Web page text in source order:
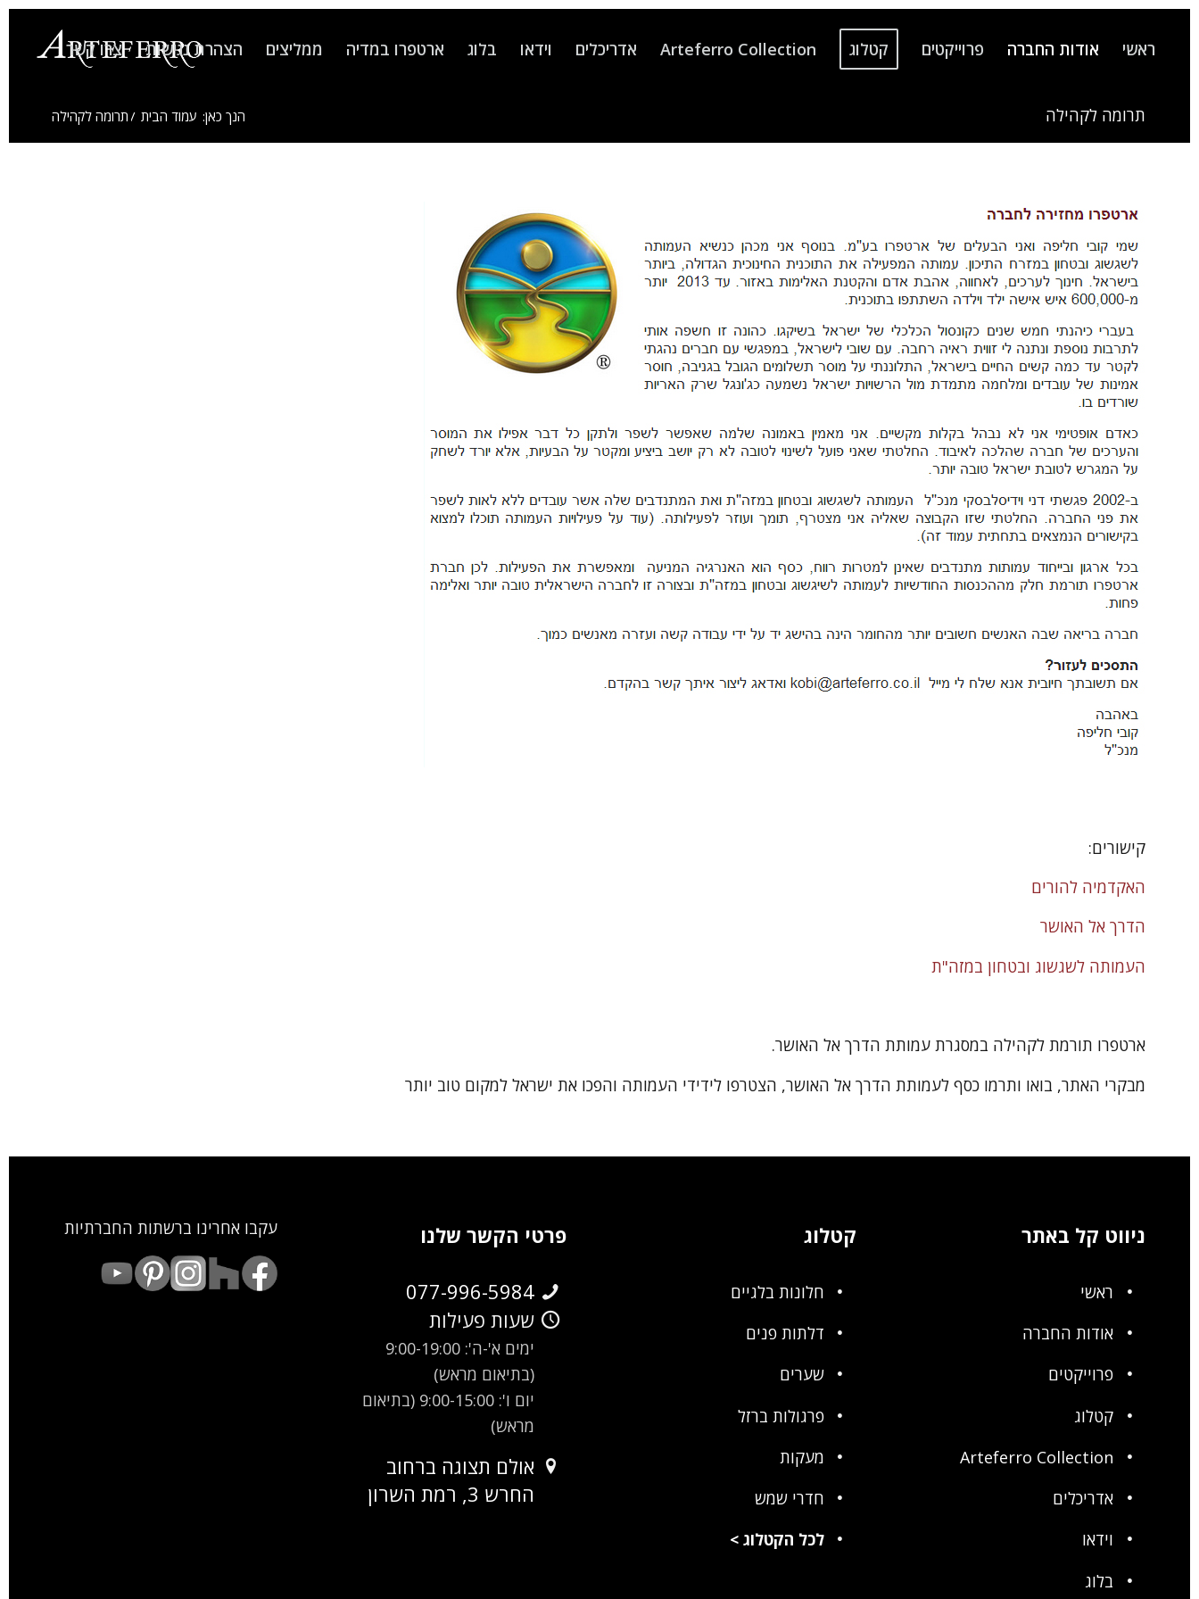
ראשי אודות החברה פרוייקטים קטלוג Arteferro Collection אדריכלים וידאו בלוג ארטפרו במדיה ממליצים הצהרת נגישות צרו קשר
תרומה לקהילה הנך כאן: עמוד הבית / תרומה לקהילה
קישורים:
האקדמיה להורים
הדרך אל האושר
העמותה לשגשוג ובטחון במזה"ת
ארטפרו תורמת לקהילה במסגרת עמותת הדרך אל האושר.
מבקרי האתר, בואו ותרמו כסף לעמותת הדרך אל האושר, הצטרפו לידידי העמותה והפכו את ישראל למקום טוב יותר
ניווט קל באתר
ראשי
אודות החברה
פרוייקטים
קטלוג
Arteferro Collection
אדריכלים
וידאו
בלוג
קטלוג
חלונות בלגיים
דלתות פנים
שערים
פרגולות ברזל
מעקות
חדרי שמש
לכל הקטלוג >
פרטי הקשר שלנו
077-996-5984
שעות פעילות
ימים א'-ה': 9:00-19:00
(בתיאום מראש)
יום ו': 9:00-15:00 (בתיאום
מראש)
אולם תצוגה ברחוב
החרש 3, רמת השרון
עקבו אחרינו ברשתות החברתיות